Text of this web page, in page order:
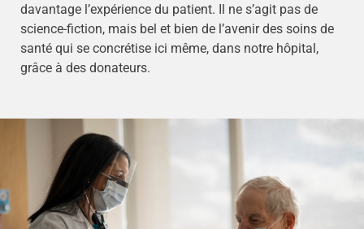
davantage l’expérience du patient. Il ne s’agit pas de
science-fiction, mais bel et bien de l’avenir des soins de
santé qui se concrétise ici même, dans notre hôpital,
grâce à des donateurs.